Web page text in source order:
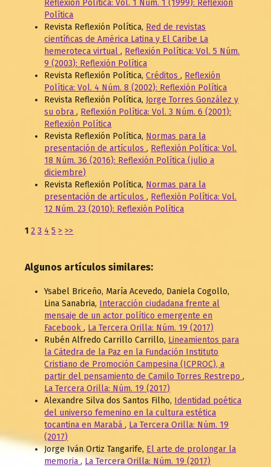
Reflexión Política: Vol. 1 Núm. 1 (1999): Reflexión
Política
Revista Reflexión Política, Red de revistas
científicas de América Latina y El Caribe La
hemeroteca virtual, Reflexión Política: Vol. 5 Núm.
9 (2003): Reflexión Política
Revista Reflexión Política,Créditos, Reflexión
Política: Vol. 4 Núm. 8 (2002): Reflexión Política
Revista Reflexión Política, Jorge Torres González y
su obra, Reflexión Política: Vol. 3 Núm. 6 (2001):
Reflexión Política
Revista Reflexión Política, Normas para la
presentación de artículos, Reflexión Política: Vol.
18 Núm. 36 (2016): Reflexión Política (julio a
diciembre)
Revista Reflexión Política, Normas para la
presentación de artículos, Reflexión Política: Vol.
12 Núm. 23 (2010): Reflexión Política
1 2 3 4 5 > >>
Algunos artículos similares:
Ysabel Briceño, María Acevedo, Daniela Cogollo,
Lina Sanabria, Interacción ciudadana frente al
mensaje de un actor político emergente en
Facebook, La Tercera Orilla: Núm. 19 (2017)
Rubén Alfredo Carrillo Carrillo, Lineamientos para
la Cátedra de la Paz en la Fundación Instituto
Cristiano de Promoción Campesina (ICPROC), a
partir del pensamiento de Camilo Torres Restrepo,
La Tercera Orilla: Núm. 19 (2017)
Alexandre Silva dos Santos Filho, Identidad poética
del universo femenino en la cultura estética
tocantina en Marabá, La Tercera Orilla: Núm. 19
(2017)
Jorge Iván Ortiz Tangarife, El arte de prolongar la
memoria,La Tercera Orilla: Núm. 19 (2017)